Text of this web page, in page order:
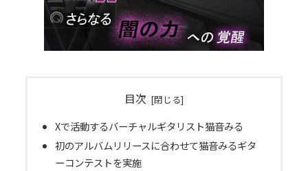
目次
Xで活動するバーチャルギタリスト猫音みる
初のアルバムリリースに合わせて猫音みるギタ
ーコンテストを実施